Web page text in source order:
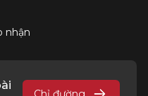
nhận